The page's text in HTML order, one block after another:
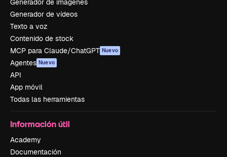
Generador de imágenes
Generador de vídeos
Texto a voz
Contenido de stock
MCP para Claude/ChatGPT Nuevo
Agentes Nuevo
API
App móvil
Todas las herramientas
Información útil
Academy
Documentación